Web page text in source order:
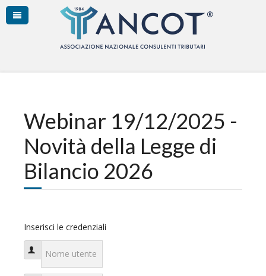
Webinar 19/12/2025 -
Novità della Legge di
Bilancio 2026
Inserisci le credenziali
Nome utente